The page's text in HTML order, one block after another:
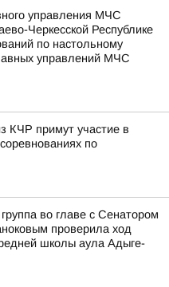
управления МЧС
Черкесской Республике
по настольному
управлений МЧС
КЧР примут участие в
по
во главе с Сенатором
проверила ход
школы аула Адыге-